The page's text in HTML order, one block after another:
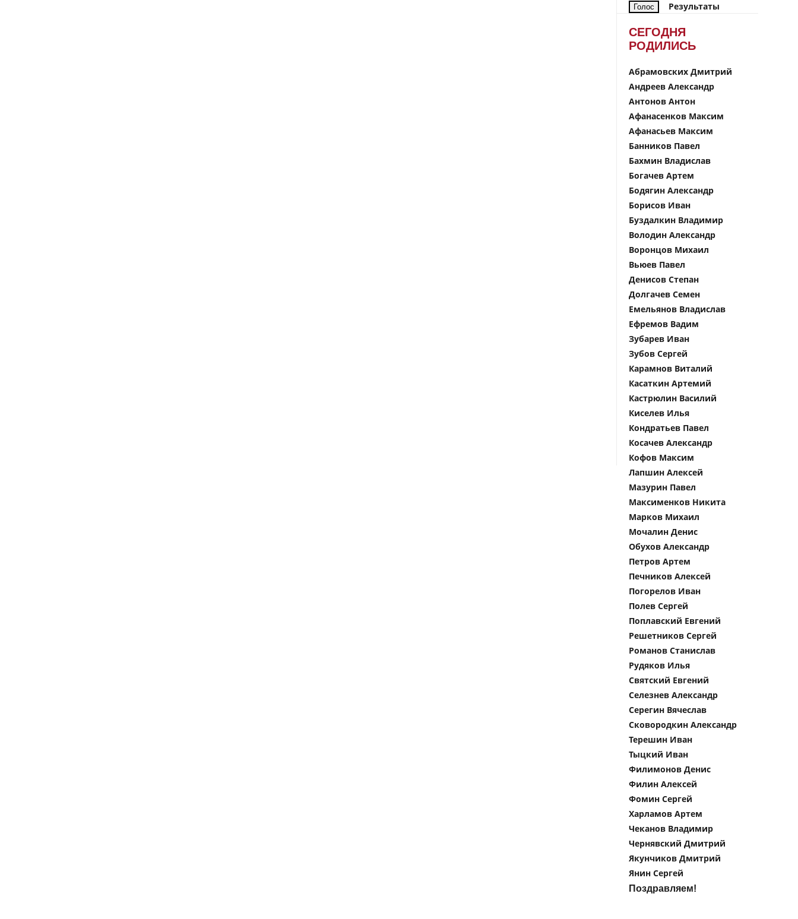
Результаты
СЕГОДНЯ
РОДИЛИСЬ
Абрамовских Дмитрий
Андреев Александр
Антонов Антон
Афанасенков Максим
Афанасьев Максим
Банников Павел
Бахмин Владислав
Богачев Артем
Бодягин Александр
Борисов Иван
Буздалкин Владимир
Володин Александр
Воронцов Михаил
Вьюев Павел
Денисов Степан
Долгачев Семен
Емельянов Владислав
Ефремов Вадим
Зубарев Иван
Зубов Сергей
Карамнов Виталий
Касаткин Артемий
Кастрюлин Василий
Киселев Илья
Кондратьев Павел
Косачев Александр
Кофов Максим
Лапшин Алексей
Мазурин Павел
Максименков Никита
Марков Михаил
Мочалин Денис
Обухов Александр
Петров Артем
Печников Алексей
Погорелов Иван
Полев Сергей
Поплавский Евгений
Решетников Сергей
Романов Станислав
Рудяков Илья
Святский Евгений
Селезнев Александр
Серегин Вячеслав
Сковородкин Александр
Терешин Иван
Тыцкий Иван
Филимонов Денис
Филин Алексей
Фомин Сергей
Харламов Артем
Чеканов Владимир
Чернявский Дмитрий
Якунчиков Дмитрий
Янин Сергей
Поздравляем!